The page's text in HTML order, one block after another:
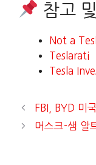
참고
Not a
Teslarati
Tesla
FBI, BYD 미
머스크-샘 알